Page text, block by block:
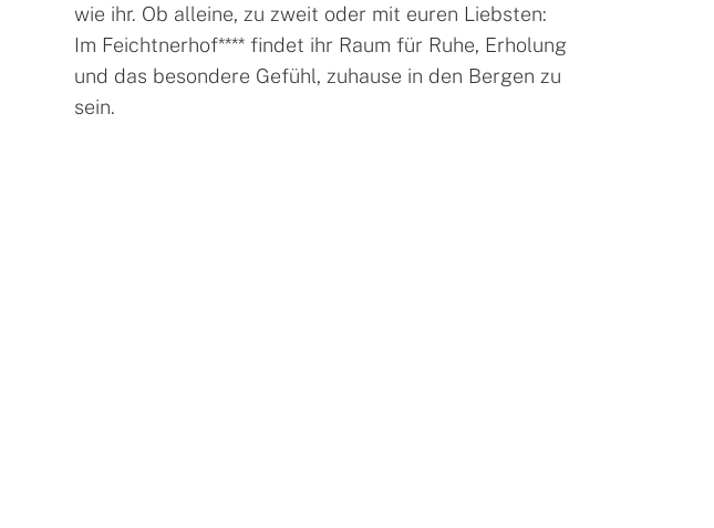
wie ihr. Ob alleine, zu zweit oder mit euren Liebsten:
Im Feichtnerhof**** findet ihr Raum für Ruhe, Erholung
und das besondere Gefühl, zuhause in den Bergen zu
sein.